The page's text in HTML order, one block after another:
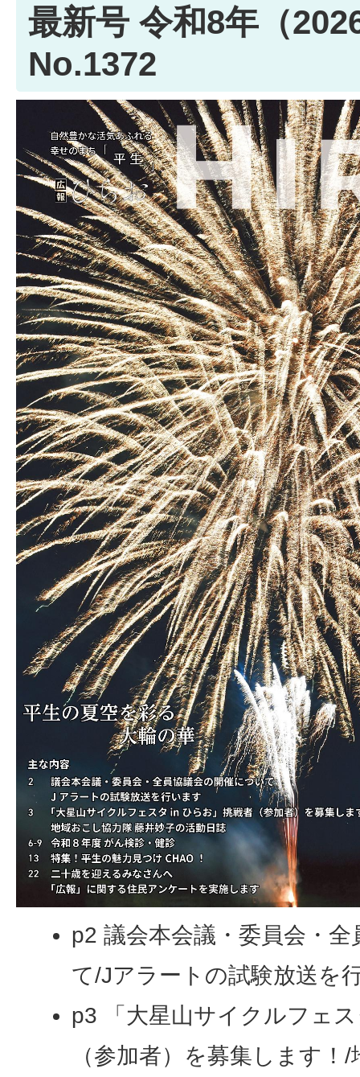
最新号 令和8年（
No.1372
p2 議会本会議・委員会・
て/Jアラートの試験放送を
p3 「大星山サイクルフェ
（参加者）を募集します